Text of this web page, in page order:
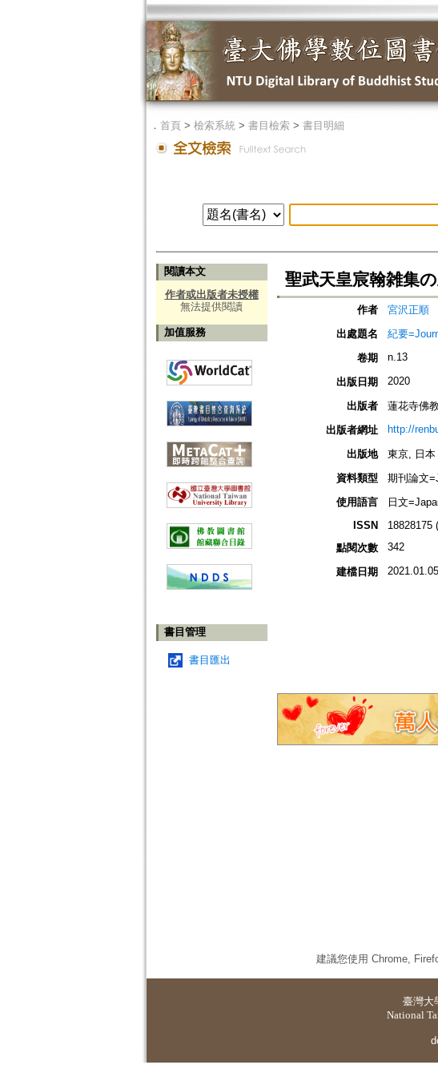
． 首頁> 檢索系統> 書目檢索> 書目明細
閱讀本文
作者或出版者未授權
無法提供閱讀
加值服務
書目管理
書目匯出
聖武天皇宸翰雑集
作者
宮沢正順
出處題名
紀要
卷期
n.13
出版日期 2020
出版者
蓮花寺佛
出版者網址
http://
出版地
東京, 日本
資料類型
期刊論文
使用語言
日文
ISSN
18828175
點閱次數
342
建檔日期 2021.01.05
建議您使用 Chrome,
臺灣大
National